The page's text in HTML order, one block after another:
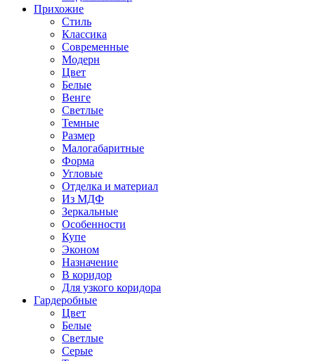
Прихожие
Стиль
Классика
Современные
Модерн
Цвет
Белые
Венге
Светлые
Темные
Размер
Малогабаритные
Форма
Угловые
Отделка и материал
Из МДФ
Зеркальные
Особенности
Купе
Эконом
Назначение
В коридор
Для узкого коридора
Гардеробные
Цвет
Белые
Светлые
Серые